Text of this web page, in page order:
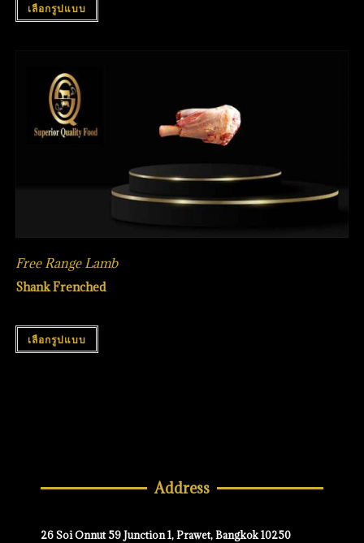
เลือกรูปแบบ
Free Range Lamb
Shank Frenched
เลือกรูปแบบ
Address
26 Soi Onnut 59 Junction 1, Prawet, Bangkok 10250